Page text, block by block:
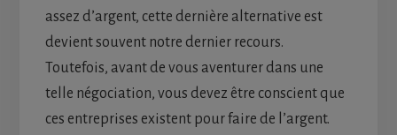
assez d’argent, cette dernière alternative est
devient souvent notre dernier recours.
Toutefois, avant de vous aventurer dans une
telle négociation, vous devez être conscient que
ces entreprises existent pour faire de l’argent.